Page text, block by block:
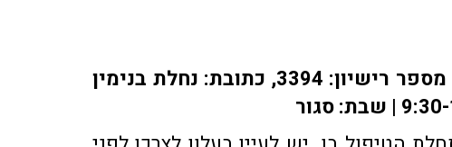
אתר או-פארם מופעל על ידי בית מרקחת אופיר, רוקח אחראי: אלברט מוראדי מספר רישיון: 3394, כתובת: ​נחלת בנימין